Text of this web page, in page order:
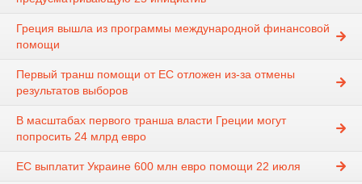
Греция вышла из программы международной финансовой
помощи
Первый транш помощи от ЕС отложен из-за отмены
результатов выборов
В масштабах первого транша власти Греции могут
попросить 24 млрд евро
ЕС выплатит Украине 600 млн евро помощи 22 июля